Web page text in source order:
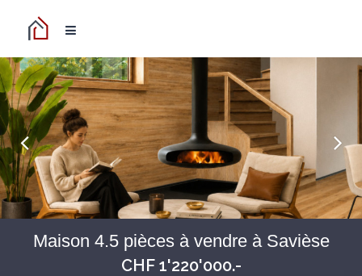
Maison 4.5 pièces à vendre à Savièse
CHF 1'220'000.-